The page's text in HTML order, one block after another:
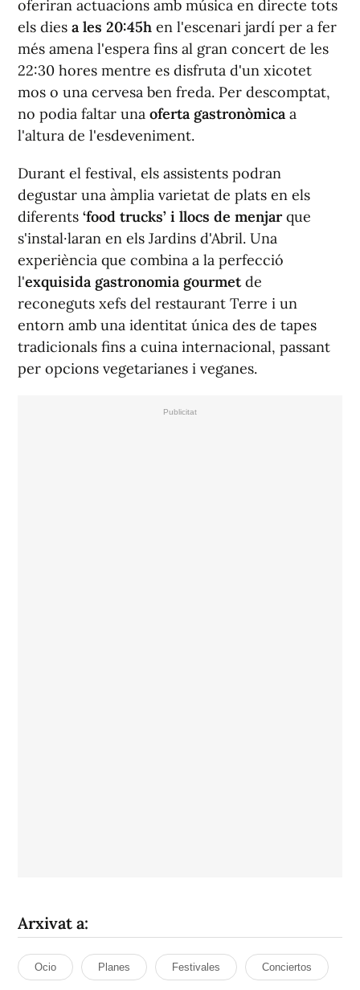
oferiran actuacions amb música en directe tots
els dies a les 20:45h en l'escenari jardí per a fer
més amena l'espera fins al gran concert de les
22:30 hores mentre es disfruta d'un xicotet
mos o una cervesa ben freda. Per descomptat,
no podia faltar una oferta gastronòmica a
l'altura de l'esdeveniment.
Durant el festival, els assistents podran
degustar una àmplia varietat de plats en els
diferents ‘food trucks’ i llocs de menjarque
s'instal·laran en els Jardins d'Abril. Una
experiència que combina a la perfecció
l'exquisida gastronomia gourmetde
reconeguts xefs del restaurant Terre i un
entorn amb una identitat única des de tapes
tradicionals fins a cuina internacional, passant
per opcions vegetarianes i veganes.
Arxivat a:
Ocio Planes Festivales Conciertos